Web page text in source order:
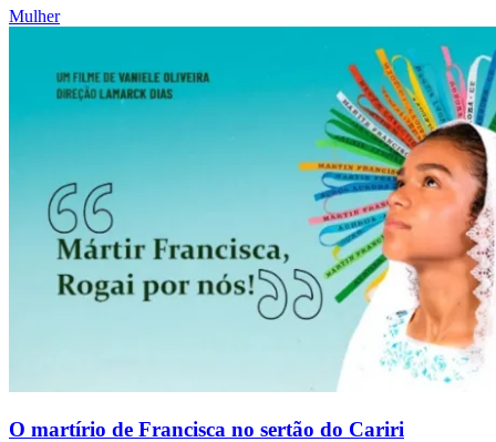
Mulher
O martírio de Francisca no sertão do Cariri